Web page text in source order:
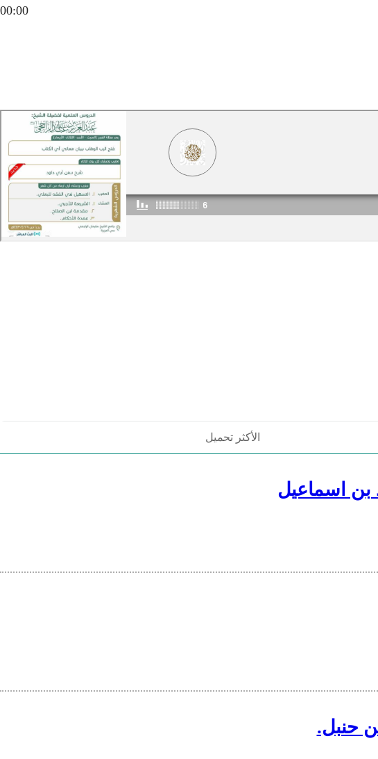
00:00
الأكثر تحميل
بن اسماعيل
حنبل.